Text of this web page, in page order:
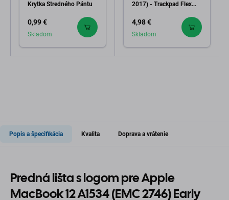
Krytka Stredného Pántu
0,99 €
Skladom
2017) - Trackpad Flex
4,98 €
Skladom
Popis a špecifikácia Kvalita Doprava a vrátenie
Predná lišta s logom pre Apple
MacBook 12 A1534 (EMC 2746) Early